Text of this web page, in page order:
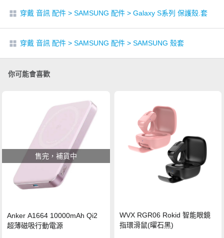
穿戴 音訊 配件 > SAMSUNG 配件 > Galaxy S系列 保護殼.套
穿戴 音訊 配件 > SAMSUNG 配件 > SAMSUNG 殼套
你可能會喜歡
售完，補貨中
Anker A1664 10000mAh Qi2
超薄磁吸行動電源
WVX RGR06 Rokid 智能眼鏡
指環滑鼠(曜石黑)